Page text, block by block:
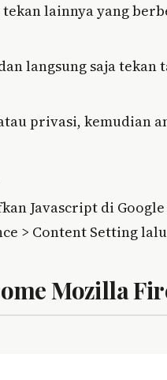
tekan lainnya yang
langsung saja
privasi, kemudian
Javascript di
> Content Setting
Mozilla